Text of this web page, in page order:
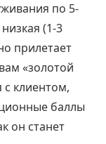
по 5-
(1-3
прилетает
«золотой
клиентом,
баллы
он станет